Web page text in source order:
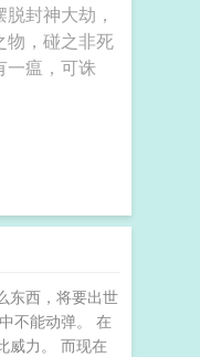
封神大劫，
物，碰之非死
一瘟，可诛
东西，将要出世
不能动弹。 在
威力。 而现在